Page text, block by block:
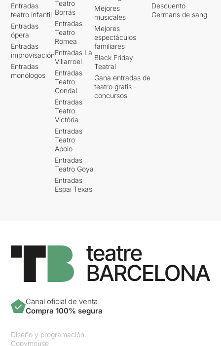
Entradas
teatro infantil
Entradas
ópera
Entradas
improvisación
Entradas
monólogos
Teatro
Borrás
Entradas
Teatro
Romea
Entradas La
Villarroel
Entradas
Teatro
Condal
Entradas
Teatro
Victòria
Entradas
Teatro
Apolo
Entradas
Teatro Goya
Entradas
Espai Texas
Mejores
musicales
Mejores
espectáculos
familiares
Black Friday
Teatral
Gana entradas de
teatro gratis -
concursos
Descuento
Germans de sang
Canal oficial de venta
Compra 100% segura
Diseño y programación:
Copymouse